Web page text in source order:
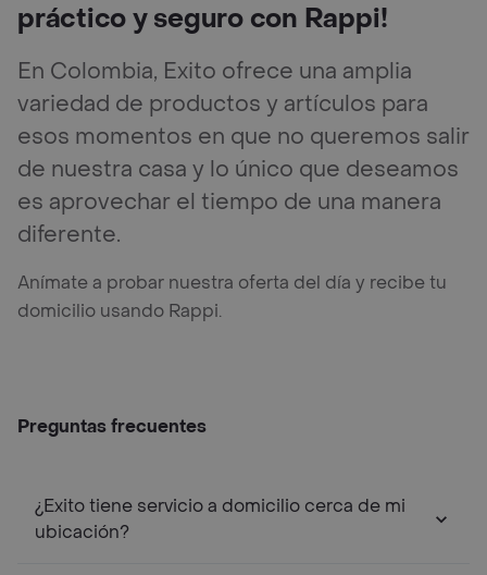
práctico y seguro con Rappi!
En Colombia, Exito ofrece una amplia
variedad de productos y artículos para
esos momentos en que no queremos salir
de nuestra casa y lo único que deseamos
es aprovechar el tiempo de una manera
diferente.
Anímate a probar nuestra oferta del día y recibe tu
domicilio usando Rappi.
Preguntas frecuentes
¿Exito tiene servicio a domicilio cerca de mi
ubicación?